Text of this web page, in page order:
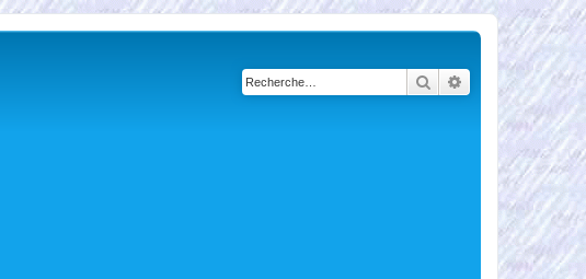
RechercherRecherche